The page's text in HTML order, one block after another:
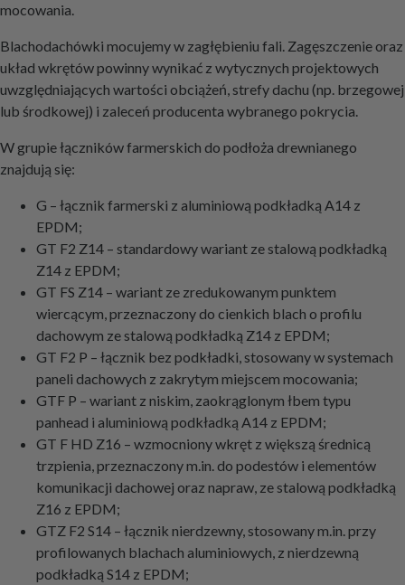
mocowania.
Blachodachówki mocujemy w zagłębieniu fali. Zagęszczenie oraz
układ wkrętów powinny wynikać z wytycznych projektowych
uwzględniających wartości obciążeń, strefy dachu (np. brzegowej
lub środkowej) i zaleceń producenta wybranego pokrycia.
W grupie łączników farmerskich do podłoża drewnianego
znajdują się:
G – łącznik farmerski z aluminiową podkładką A14 z
EPDM;
GT F2 Z14 – standardowy wariant ze stalową podkładką
Z14 z EPDM;
GT FS Z14 – wariant ze zredukowanym punktem
wiercącym, przeznaczony do cienkich blach o profilu
dachowym ze stalową podkładką Z14 z EPDM;
GT F2 P – łącznik bez podkładki, stosowany w systemach
paneli dachowych z zakrytym miejscem mocowania;
GTF P – wariant z niskim, zaokrąglonym łbem typu
panhead i aluminiową podkładką A14 z EPDM;
GT F HD Z16 – wzmocniony wkręt z większą średnicą
trzpienia, przeznaczony m.in. do podestów i elementów
komunikacji dachowej oraz napraw, ze stalową podkładką
Z16 z EPDM;
GTZ F2 S14 – łącznik nierdzewny, stosowany m.in. przy
profilowanych blachach aluminiowych, z nierdzewną
podkładką S14 z EPDM;